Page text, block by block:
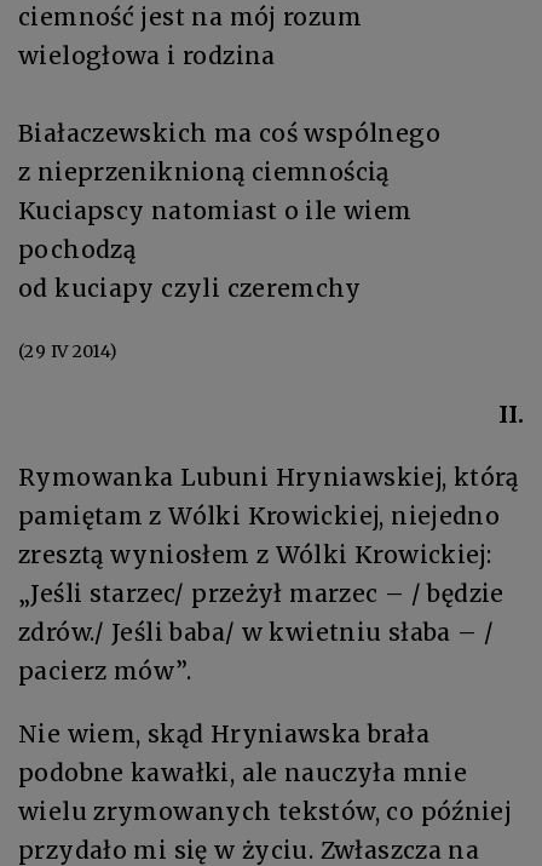
ciemność jest na mój rozum
wielogłowa i rodzina
Białaczewskich ma coś wspólnego
z nieprzeniknioną ciemnością
Kuciapscy natomiast o ile wiem
pochodzą
od kuciapy czyli czeremchy
(29 IV 2014)
II.
Rymowanka Lubuni Hryniawskiej, którą
pamiętam z Wólki Krowickiej, niejedno
zresztą wyniosłem z Wólki Krowickiej:
„Jeśli starzec/ przeżył marzec – / będzie
zdrów./ Jeśli baba/ w kwietniu słaba – /
pacierz mów”.
Nie wiem, skąd Hryniawska brała
podobne kawałki, ale nauczyła mnie
wielu zrymowanych tekstów, co później
przydało mi się w życiu. Zwłaszcza na